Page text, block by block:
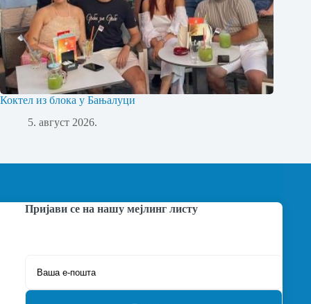
Коктел из блока у Бањалуци
5. август 2026.
Пријави се на нашу мејлинг листу